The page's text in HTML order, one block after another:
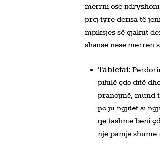
merrni ose
prej tyre derisa të
mpiksjes së gjakut
shanse nëse merren
Tabletat:
pilulë çdo ditë
pranojmë, mund
po ju ngjitet si
që tashmë bëni
një pamje shumë